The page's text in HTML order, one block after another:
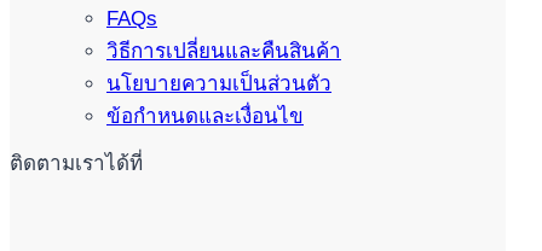
FAQs
วิธีการเปลี่ยนและคืนสินค้า
นโยบายความเป็นส่วนตัว
ข้อกำหนดและเงื่อนไข
ติดตามเราได้ที่